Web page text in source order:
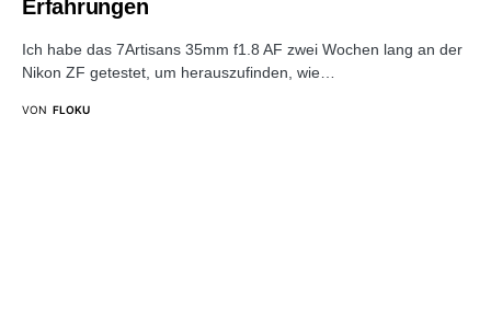
Erfahrungen
Ich habe das 7Artisans 35mm f1.8 AF zwei Wochen lang an der
Nikon ZF getestet, um herauszufinden, wie…
VON FLOKU